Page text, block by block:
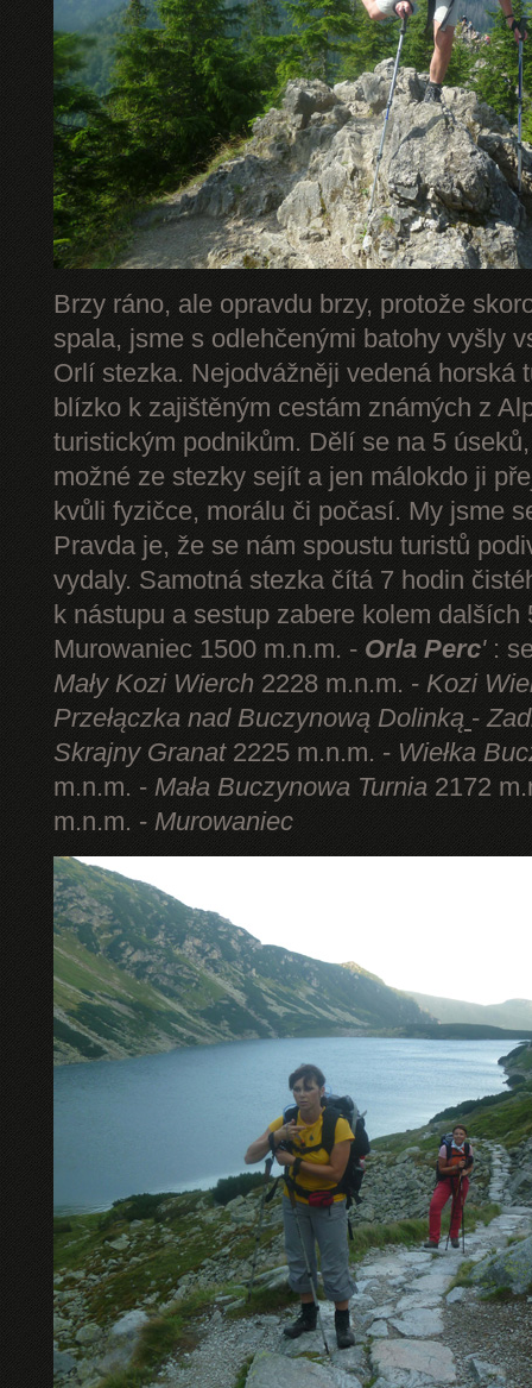
Brzy ráno, ale opravdu brzy, protože
spala, jsme s odlehčenými batohy vyšly
Orlí stezka. Nejodvážněji vedená horská
blízko k zajištěným cestám známých z
turistickým podnikům. Dělí se na 5
možné ze stezky sejít a jen málokdo ji
kvůli fyzičce, morálu či počasí. My jsme
Pravda je, že se nám spoustu turistů
vydaly. Samotná stezka čítá 7 hodin
k nástupu a sestup zabere kolem dalších
Murowaniec 1500 m.n.m. - Orla Perc':
Mały Kozi Wierch 2228 m.n.m. - Kozi
Przełączka nad Buczynową Dolinką -
Skrajny Granat2225 m.n.m. - Wiełka
m.n.m. - Mała Buczynowa Turnia 2172
m.n.m. - Murowaniec